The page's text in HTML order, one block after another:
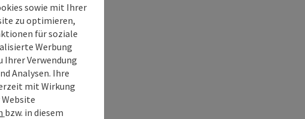
sowie mit Ihrer
zu optimieren,
für soziale
Werbung
Verwendung
Analysen. Ihre
mit Wirkung
bzw. in diesem